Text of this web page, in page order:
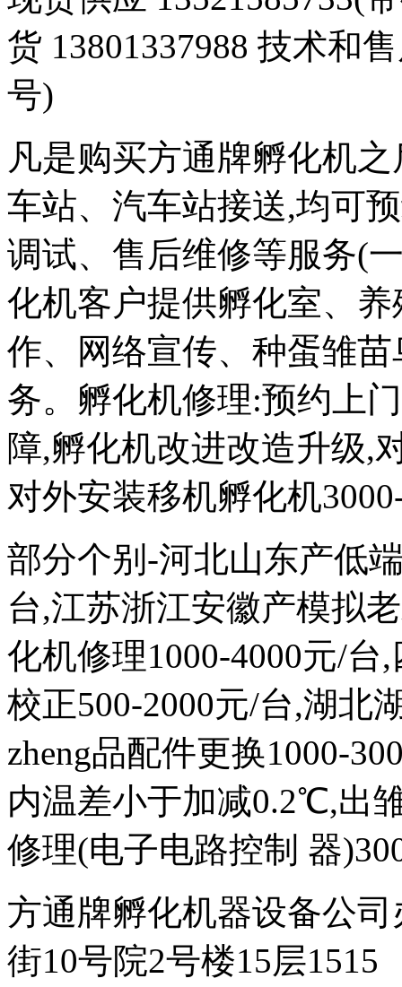
货 13801337988 技术和
号)
凡是购买方通牌孵化机
车站、汽车站接送,均可
调试、售后维修等服务(
化机客户提供孵化室、
作、网络宣传、种蛋雏
务。孵化机修理:预约上
障,孵化机改进改造升级,
对外安装移机孵化机
部分个别-河北山东产低
台,江苏浙江安徽产模拟
化机修理1000-4000元/
校正500-2000元/台,湖北
zheng品配件更换1000-
内温差小于加减0.2℃,出
修理(电子电路控制 器
方通牌孵化机器设备公
街10号院2号楼15层1515